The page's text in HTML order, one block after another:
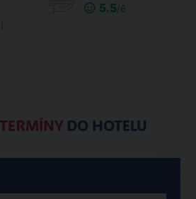
5.5/6
DO HOTELU